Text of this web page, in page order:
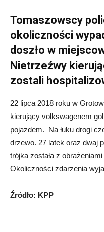
Tomaszowscy
okoliczności
doszło w
Nietrzeźwy
zostali
22 lipca 2018 roku w
kierujący volkswagenem
pojazdem. Na łuku drogi
drzewo. 27 latek oraz dwaj
trójka została z
Okoliczności zdarzenia
Źródło: KPP